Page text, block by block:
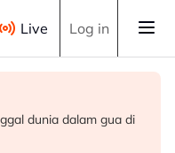
Live Log in
dunia dalam gua di
ke Kota Kinabalu
prosiding mungkin